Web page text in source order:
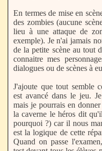
En termes de mise en
des zombies (aucune
lieu à une attaque de
exemple). Je n'ai jamais
de la petite scène au tout
connaitre mes
dialogues ou de scènes à
J'ajoute que tout semble
est avancé dans le jeu.
mais je pourrais en
la caverne le héros dit
pourquoi ?) car il nous
est la logique de cette
Quand on passe